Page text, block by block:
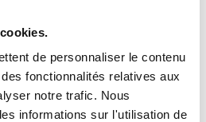
de personnaliser le contenu
fonctionnalités relatives aux
notre trafic. Nous
informations sur l'utilisation de